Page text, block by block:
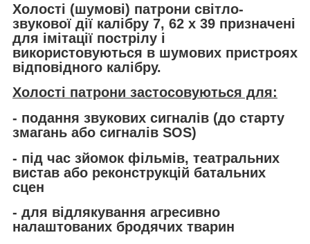
Холості (шумові) патрони світло-
звукової дії калібру 7, 62 х 39 призначені
для імітації пострілу і
використовуються в шумових пристроях
відповідного калібру.
Холості патрони застосовуються для:
- подання звукових сигналів (до старту
змагань або сигналів SOS)
- під час зйомок фільмів, театральних
вистав або реконструкцій батальних
сцен
- для відлякування агресивно
налаштованих бродячих тварин